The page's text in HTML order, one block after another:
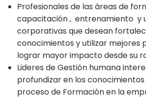
Profesionales de las áreas de
capacitación , entrenamiento y
corporativas que desean
conocimientos y utilizar mejores
lograr mayor impacto desde su
Lideres de Gestión humana
profundizar en los
proceso de Formación en la